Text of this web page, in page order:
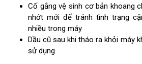
Cố gắng vệ sinh cơ bản khoang
nhớt mới để tránh tình trạng
nhiều trong máy
Dầu cũ sau khi tháo ra khỏi máy
sử dụng